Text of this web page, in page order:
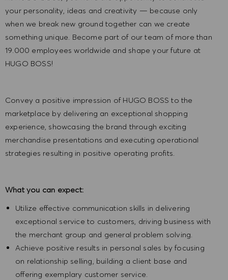
your personality, ideas and creativity — because only
when we break new ground together can we create
something unique. Become part of our team of more than
19.000 employees worldwide and shape your future at
HUGO BOSS!
Convey a positive impression of HUGO BOSS to the
marketplace by delivering an exceptional shopping
experience, showcasing the brand through exciting
merchandise presentations and executing operational
strategies resulting in positive operating profits.
What you can expect:
Utilize effective communication skills in delivering
exceptional service to customers, driving business with
the merchant group and general problem solving.
Achieve positive results in personal sales by focusing
on relationship selling, building a client base and
offering exemplary customer service.